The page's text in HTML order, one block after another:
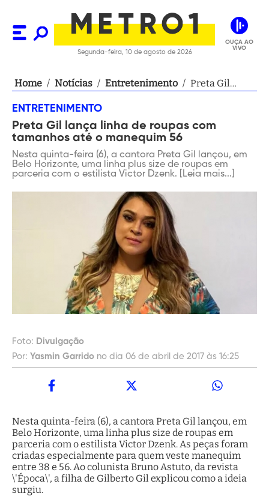
Segunda-feira, 10 de agosto de 2026
OUÇA AO
VIVO
Home / Notícias / Entretenimento / Preta Gil
tamanhos até
56
ENTRETENIMENTO
Preta Gil lança linha de roupas com
tamanhos até o manequim 56
Nesta quinta-feira (6), a cantora Preta Gil lançou, em
Belo Horizonte, uma linha plus size de roupas em
parceria com o estilista Victor Dzenk. [Leia mais...]
Foto: Divulgação
Por: Yasmin Garrido no dia 06 de abril de 2017 às 16:25
Nesta quinta-feira (6), a cantora Preta Gil lançou, em
Belo Horizonte, uma linha plus size de roupas em
parceria com o estilista Victor Dzenk. As peças foram
criadas especialmente para quem veste manequim
entre 38 e 56. Ao colunista Bruno Astuto, da revista
\'Época\', a filha de Gilberto Gil explicou como a ideia
surgiu.